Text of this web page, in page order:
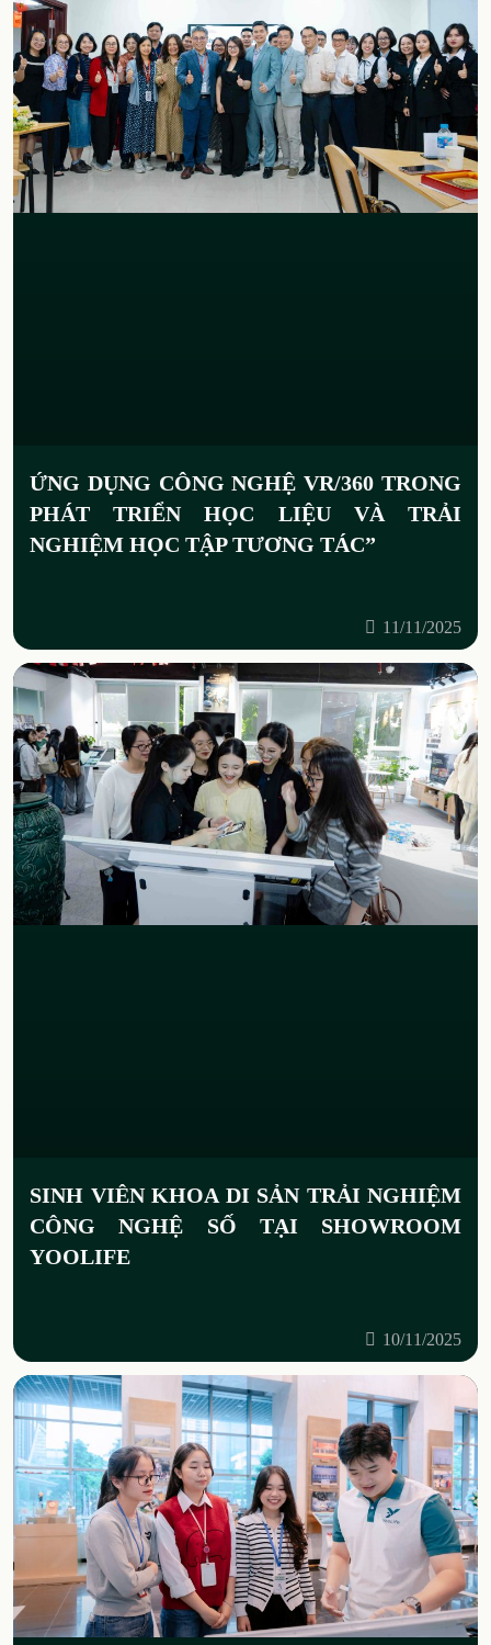
ỨNG DỤNG CÔNG NGHỆ VR/360 TRONG
PHÁT TRIỂN HỌC LIỆU VÀ TRẢI
NGHIỆM HỌC TẬP TƯƠNG TÁC”
11/11/2025
SINH VIÊN KHOA DI SẢN TRẢI NGHIỆM
CÔNG NGHỆ SỐ TẠI SHOWROOM
YOOLIFE
10/11/2025